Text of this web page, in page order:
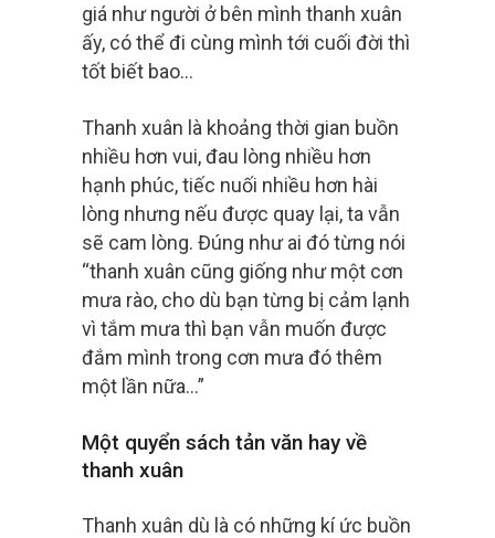
giá như người ở bên mình thanh xuân
ấy, có thể đi cùng mình tới cuối đời thì
tốt biết bao…
Thanh xuân là khoảng thời gian buồn
nhiều hơn vui, đau lòng nhiều hơn
hạnh phúc, tiếc nuối nhiều hơn hài
lòng nhưng nếu được quay lại, ta vẫn
sẽ cam lòng. Đúng như ai đó từng nói
“thanh xuân cũng giống như một cơn
mưa rào, cho dù bạn từng bị cảm lạnh
vì tắm mưa thì bạn vẫn muốn được
đắm mình trong cơn mưa đó thêm
một lần nữa…”
Một quyển sách tản văn hay về
thanh xuân
Thanh xuân dù là có những kí ức buồn